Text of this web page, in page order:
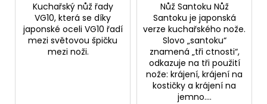
Kuchařský nůž řady
VG10, která se díky
japonské oceli VG10 řadí
mezi světovou špičku
mezi noži.
Nůž Santoku Nůž
Santoku je japonská
verze kuchařského nože.
Slovo „santoku“
znamená „tři ctnosti“,
odkazuje na tři použití
nože: krájení, krájení na
kostičky a krájení na
jemno....